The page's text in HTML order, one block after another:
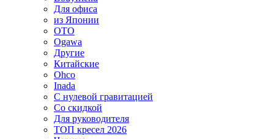
Для офиса
из Японии
OTO
Ogawa
Другие
Китайские
Ohco
Inada
С нулевой гравитацией
Со скидкой
Для руководителя
ТОП кресел 2026